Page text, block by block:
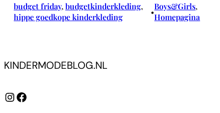
budget friday, budgetkinderkleding
hippe goedkope kinderkleding
•
Boys&Girls
Homepagina
KINDERMODEBLOG.NL
InstagramFacebook